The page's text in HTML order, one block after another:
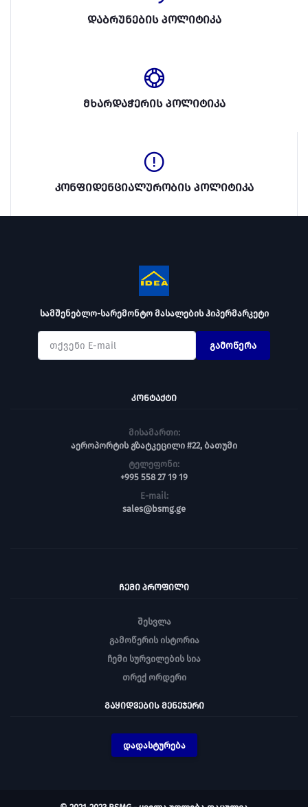
დაბრუნების პოლიტიკა
მხარდაჭერის პოლიტიკა
კონფიდენციალურობის პოლიტიკა
სამშენებლო-სარემონტო მასალების ჰიპერმარკეტი
გამოწერა
ᲙᲝᲜᲢᲐᲥᲢᲘ
მისამართი:
აეროპორტის გზატკეცილი #22, ბათუმი
ტელეფონი:
+995 558 27 19 19
E-mail:
sales@bsmg.ge
ᲩᲔᲛᲘ ᲞᲠᲝᲤᲘᲚᲘ
შესვლა
გამოწერის ისტორია
ჩემი სურვილების სია
თრექ ორდერი
ᲒᲐᲧᲘᲓᲕᲔᲑᲘᲡ ᲛᲔᲜᲔᲯᲔᲠᲘ
დადასტურება